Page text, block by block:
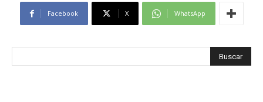
Facebook X WhatsApp